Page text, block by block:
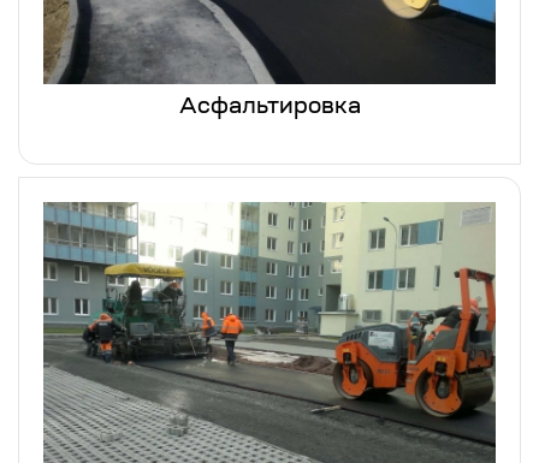
Асфальтировка